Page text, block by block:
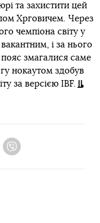
та захистити цей
Хрговичем. Через
чемпіона світу у
і за нього
змагалися саме
нокаутом здобув
за версією IBF.